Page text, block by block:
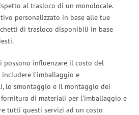
al trasloco di un monolocale.
personalizzato in base alle tue
di trasloco disponibili in base
possono influenzare il costo del
l’imballaggio e
lo smontaggio e il montaggio dei
di materiali per l’imballaggio e
tutti questi servizi ad un costo